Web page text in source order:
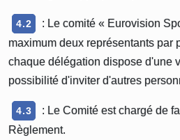
4.2
: Le comité « Eurovision
maximum deux représentants par
chaque délégation dispose d'une
possibilité d'inviter d'autres
4.3
: Le Comité est chargé de
Règlement.